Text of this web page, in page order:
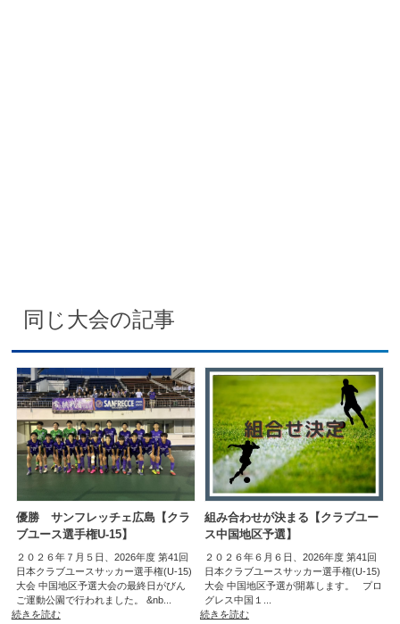
同じ大会の記事
優勝 サンフレッチェ広島【クラ
ブユース選手権U-15】
２０２６年７月５日、2026年度 第41回
日本クラブユースサッカー選手権(U-15)
大会 中国地区予選大会の最終日がびん
ご運動公園で行われました。 &nb...
続きを読む
組み合わせが決まる【クラブユー
ス中国地区予選】
２０２６年６月６日、2026年度 第41回
日本クラブユースサッカー選手権(U-15)
大会 中国地区予選が開幕します。 プロ
グレス中国１...
続きを読む